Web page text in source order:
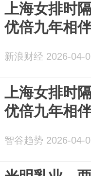
上海女排时
优倍九年相
新浪财经 2026-04-
上海女排时
优倍九年相
智谷趋势 2026-04-